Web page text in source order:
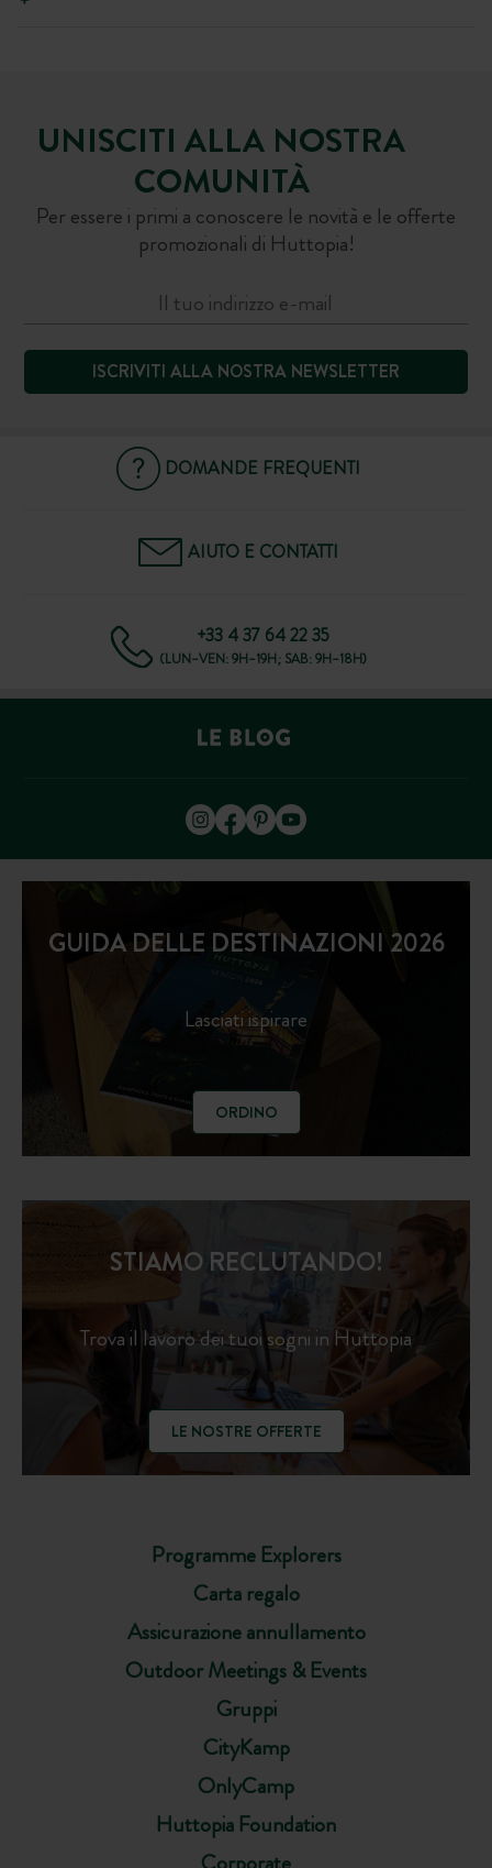
UNISCITI ALLA NOSTRA
COMUNITÀ
Per essere i primi a conoscere le novità e le offerte
promozionali di Huttopia!
ISCRIVITI ALLA NOSTRA NEWSLETTER
DOMANDE FREQUENTI
AIUTO E CONTATTI
+33 4 37 64 22 35
(LUN–VEN: 9H–19H; SAB: 9H–18H)
GUIDA DELLE DESTINAZIONI 2026
Lasciati ispirare
ORDINO
Programme Explorers
Carta regalo
Assicurazione annullamento
Outdoor Meetings & Events
Gruppi
CityKamp
OnlyCamp
Huttopia Foundation
STIAMO RECLUTANDO!
Trova il lavoro dei tuoi sogni in Huttopia
LE NOSTRE OFFERTE